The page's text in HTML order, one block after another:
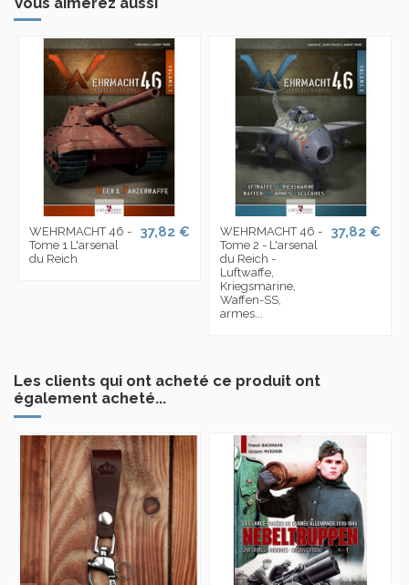
WEHRMACHT 46 -
Tome 1 L'arsenal
du Reich
37,82 €
WEHRMACHT 46 -
Tome 2 - L'arsenal
du Reich -
Luftwaffe,
Kriegsmarine,
Waffen-SS,
armes...
37,82 €
Les clients qui ont acheté ce produit ont
également acheté...